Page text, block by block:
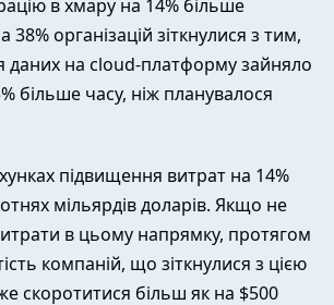
в хмару на 14% більше
організацій зіткнулися з тим,
на cloud-платформу зайняло
більше часу, ніж планувалося
підвищення витрат на 14%
мільярдів доларів. Якщо не
в цьому напрямку, протягом
компаній, що зіткнулися з цією
скоротитися більш як на $500